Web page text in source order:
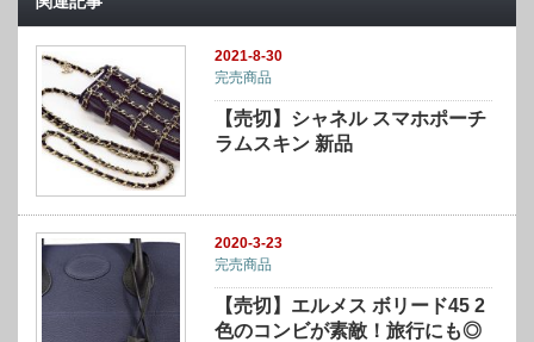
2021-8-30
完売商品
【売切】シャネル スマホポーチ
ラムスキン 新品
2020-3-23
完売商品
【売切】エルメス ボリード45 2
色のコンビが素敵！旅行にも◎